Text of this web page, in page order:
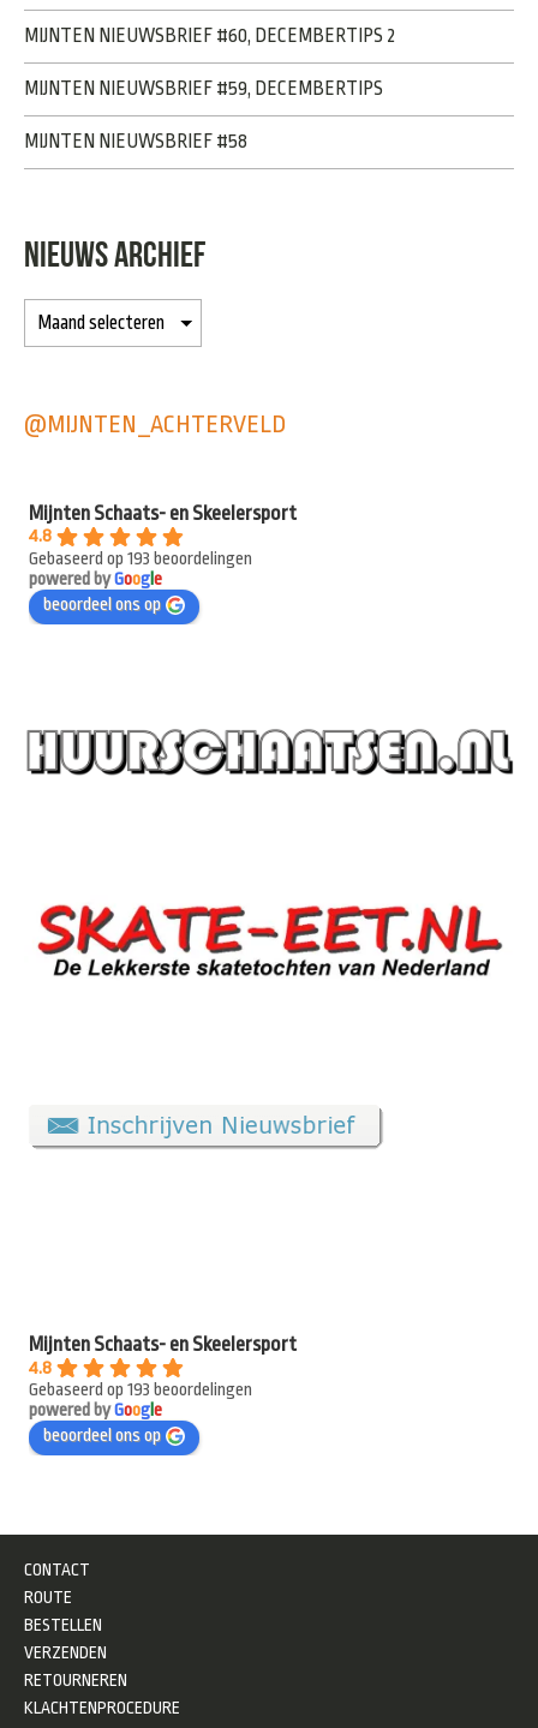
MIJNTEN NIEUWSBRIEF #60, DECEMBERTIPS 2
MIJNTEN NIEUWSBRIEF #59, DECEMBERTIPS
MIJNTEN NIEUWSBRIEF #58
NIEUWS ARCHIEF
@MIJNTEN_ACHTERVELD
Mijnten Schaats- en Skeelersport
4.8
Gebaseerd op 193 beoordelingen
powered byGooge
beoordeel ons op
Mijnten Schaats- en Skeelersport
4.8
Gebaseerd op 193 beoordelingen
powered byGooge
beoordeel ons op
CONTACT
ROUTE
BESTELLEN
VERZENDEN
RETOURNEREN
KLACHTENPROCEDURE